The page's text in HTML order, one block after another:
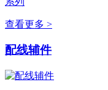
查看更多 >
配线辅件